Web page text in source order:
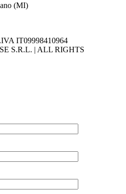
(MI)
IT09998410964
S.R.L. | ALL RIGHTS